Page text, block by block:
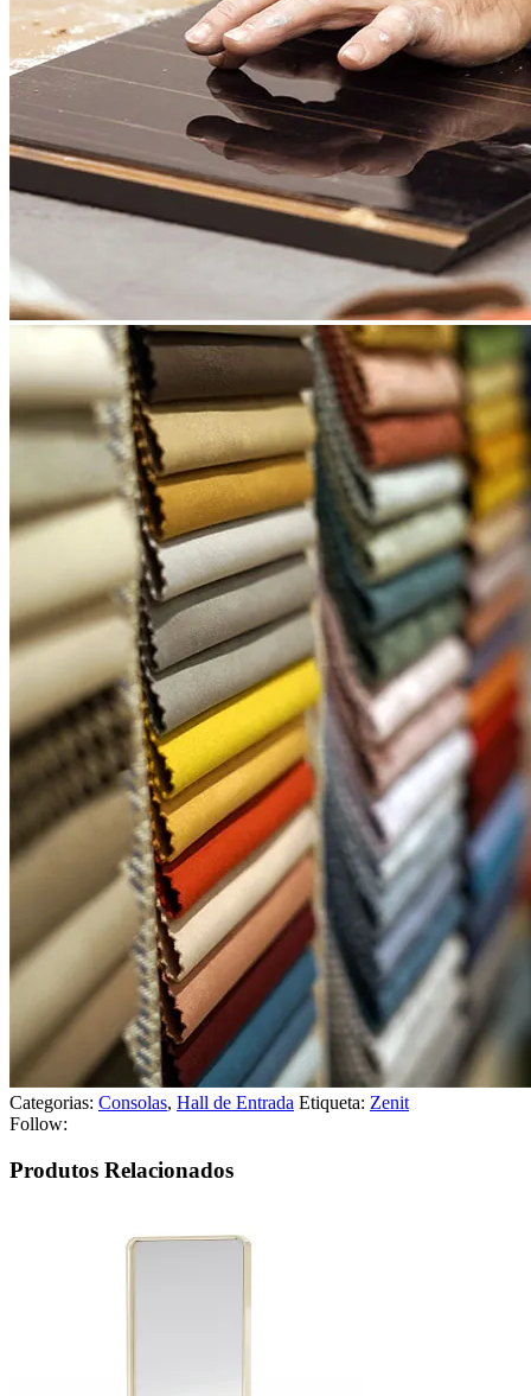
Categorias: Consolas, Hall de Entrada Etiqueta: Zenit
Follow:
Produtos Relacionados